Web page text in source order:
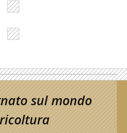
sul mondo